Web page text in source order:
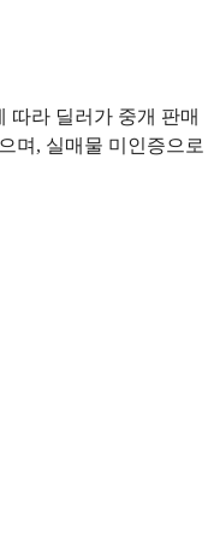
따라 딜러가 중개 판매
며, 실매물 미인증으로